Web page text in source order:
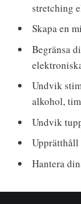
stretching
Skapa en
Begränsa
Undvik
alkohol,
Undvik
Hantera